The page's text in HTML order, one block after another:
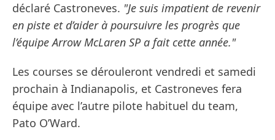
déclaré Castroneves. "Je suis impatient de revenir
en piste et d’aider à poursuivre les progrès que
l’équipe Arrow McLaren SP a fait cette année."
Les courses se dérouleront vendredi et samedi
prochain à Indianapolis, et Castroneves fera
équipe avec l’autre pilote habituel du team,
Pato O’Ward.